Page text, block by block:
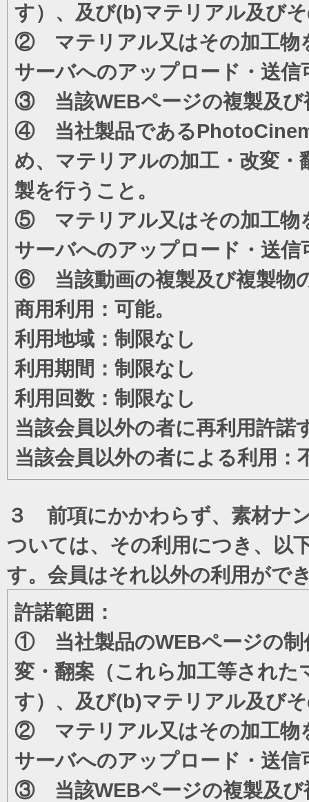
す）、及び(b)マテリアル及び
② マテリアル又はその加工物
サーバへのアップロード・送信
③ 当該WEBページの複製及び
④ 当社製品である
め、マテリアルの加工・改変
製を行うこと。
⑤ マテリアル又はその加工物
サーバへのアップロード・送信
⑥ 当該動画の複製及び複製物
商用利用：可能。
利用地域：制限なし
利用期間：制限なし
利用回数：制限なし
当該会員以外の者に再利用許諾
当該会員以外の者による利用：
３ 前項にかかわらず、素材ナ
ついては、その利用につき、以
す。会員はそれ以外の利用がで
許諾範囲：
① 当社製品のWEBページの制
変・翻案（これら加工等され
す）、及び(b)マテリアル及び
② マテリアル又はその加工物
サーバへのアップロード・送信
③ 当該WEBページの複製及び